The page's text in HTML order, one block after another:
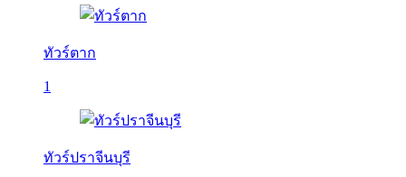
ทัวร์ตาก
1
ทัวร์ปราจีนบุรี